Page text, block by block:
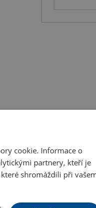
cookie. Informace o
partnery, kteří je
shromáždili při